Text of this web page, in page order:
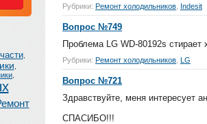
,
Рубрики: Ремонт холодильников Indesit
Вопрос №749
Проблема LG WD-80192s
Рубрики: Ремонт холодильников LG
Вопрос №721
Здравствуйте, меня интересует
СПАСИБО!!!